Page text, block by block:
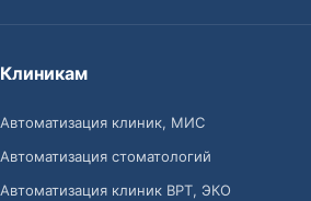
Клиникам
Автоматизация клиник, МИС
Автоматизация стоматологий
Автоматизация клиник ВРТ, ЭКО